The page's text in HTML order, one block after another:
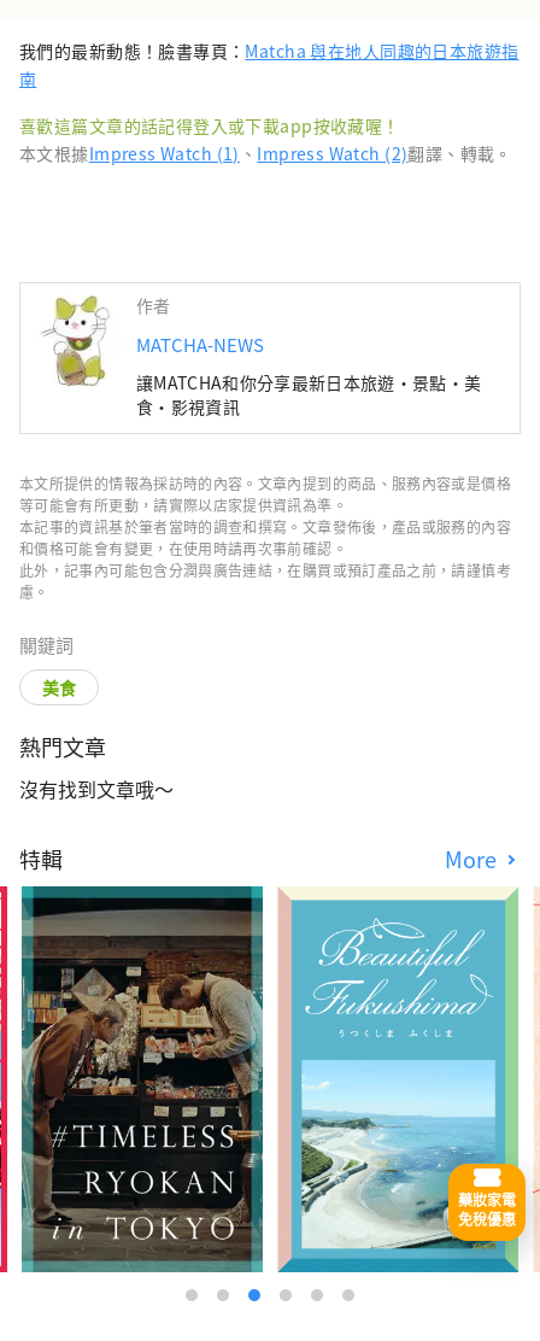
我們的最新動態！臉書專頁： Matcha 與在地人同趣的日本旅遊指
南
喜歡這篇文章的話記得登入或下載app按收藏喔！
本文根據Impress Watch (1) 、 Impress Watch (2)翻譯、轉載。
作者
MATCHA-NEWS
讓MATCHA和你分享最新日本旅遊・景點・美
食・影視資訊
本文所提供的情報為採訪時的內容。文章內提到的商品、服務內容或是價格
等可能會有所更動，請實際以店家提供資訊為準。
本記事的資訊基於筆者當時的調查和撰寫。文章發佈後，產品或服務的內容
和價格可能會有變更，在使用時請再次事前確認。
此外，記事內可能包含分潤與廣告連結，在購買或預訂產品之前，請謹慎考
慮。
關鍵詞
美食
熱門文章
沒有找到文章哦～
特輯 More
藥妝家電
免稅優惠